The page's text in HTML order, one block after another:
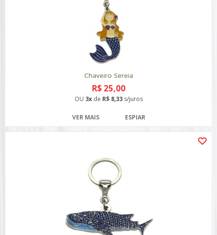
Chaveiro Sereia
R$ 25,00
OU 3xde R$ 8,33s/juros
VER MAIS ESPIAR